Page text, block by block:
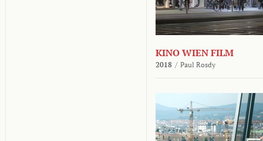
KINO WIEN FILM
2018 / Paul Rosdy